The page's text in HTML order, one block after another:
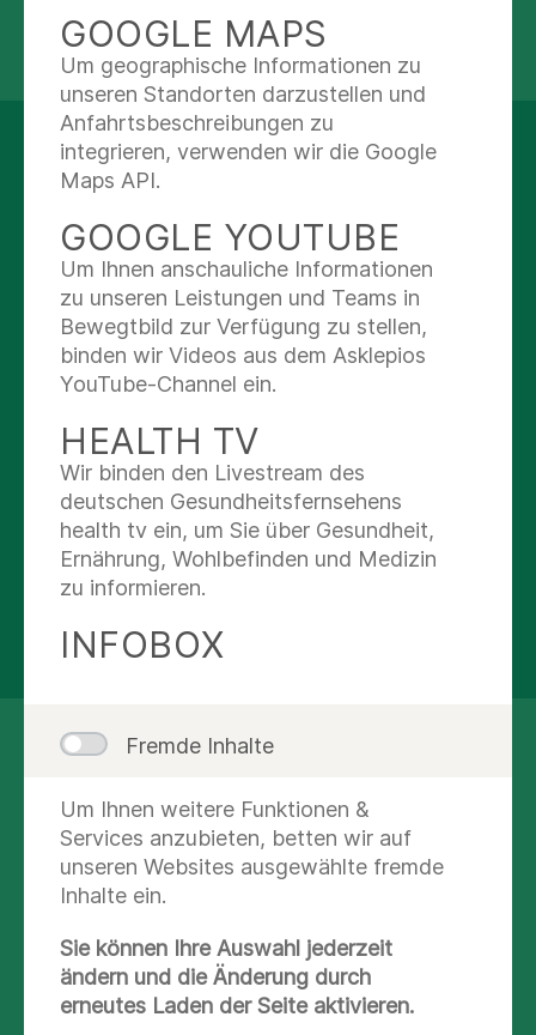
sowie auch bei Ellenbogen-, Schulter-,
Finger- und Sprunggelenken. Neben der
Autologen Chondrozytentransplantation
im Knie-, Schulter und Hüftbereich gehört
die Hüftarthroskopie sowie weitere
gelenkerhaltende Operationen zum
tagtäglichen Portfolio.
mehr lesen
UNSER
LEISTUNGSANGEBOT
Unser Leistungsspektrum der operativen
und konservativen Orthopädie wird
ständig durch innovative Verfahren
erweitert. Informieren Sie sich über das
Spektrum unserer Abteilung.
Alle anzeigen
Hallux rigidus
Metatarsalgie
UNSERE SCHWERPUNKTE
Sportorthopädie
Im Bereich der Sportorthopädie betreuen wir
insbesondere Patienten mit dem Ziel
sportliche Aktivität entstehen können
vorzubeugen bzw. zu behandeln.
GOOGLE MAPS
Um geographische Informationen zu
unseren Standorten darzustellen und
Anfahrtsbeschreibungen zu
integrieren, verwenden wir die Google
Maps API.
GOOGLE YOUTUBE
Um Ihnen anschauliche Informationen
zu unseren Leistungen und Teams in
Bewegtbild zur Verfügung zu stellen,
binden wir Videos aus dem Asklepios
YouTube-Channel ein.
HEALTH TV
Wir binden den Livestream des
deutschen Gesundheitsfernsehens
health tv ein, um Sie über Gesundheit,
Ernährung, Wohlbefinden und Medizin
zu informieren.
INFOBOX
Fremde Inhalte
Um Ihnen weitere Funktionen &
Services anzubieten, betten wir auf
unseren Websites ausgewählte fremde
Inhalte ein.
Sie können Ihre Auswahl jederzeit
ändern und die Änderung durch
erneutes Laden der Seite aktivieren.